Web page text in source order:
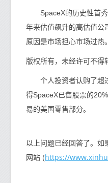
SpaceX的历史性首秀
年来估值飙升的高估值公
原因是市场担心市场过热。
版权所有，未经许可不得
个人投资者认购了超
得SpaceX已售股票的
易的美国零售部分。
以上问题已经回答了。如
网站 (https://